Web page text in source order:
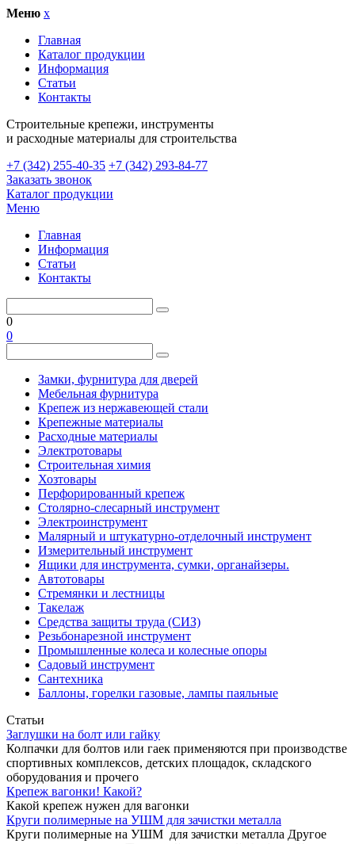
Меню x
Главная
Каталог продукции
Информация
Статьи
Контакты
Cтроительные крепежи, инструменты
и расходные материалы для строительства
+7 (342) 255-40-35 +7 (342) 293-84-77
Заказать звонок
Каталог продукции
Меню
Главная
Информация
Статьи
Контакты
0
0
Замки, фурнитура для дверей
Мебельная фурнитура
Крепеж из нержавеющей стали
Крепежные материалы
Расходные материалы
Электротовары
Строительная химия
Хозтовары
Перфорированный крепеж
Столярно-слесарный инструмент
Электроинструмент
Малярный и штукатурно-отделочный инструмент
Измерительный инструмент
Ящики для инструмента, сумки, органайзеры.
Автотовары
Стремянки и лестницы
Такелаж
Средства защиты труда (СИЗ)
Резьбонарезной инструмент
Промышленные колеса и колесные опоры
Садовый инструмент
Сантехника
Баллоны, горелки газовые, лампы паяльные
Статьи
Заглушки на болт или гайку
Колпачки для болтов или гаек применяются при производстве
спортивных комплексов, детских площадок, складского
оборудования и прочего
Крепеж вагонки! Какой?
Какой крепеж нужен для вагонки
Круги полимерные на УШМ для зачистки металла
Круги полимерные на УШМ для зачистки металла Другое